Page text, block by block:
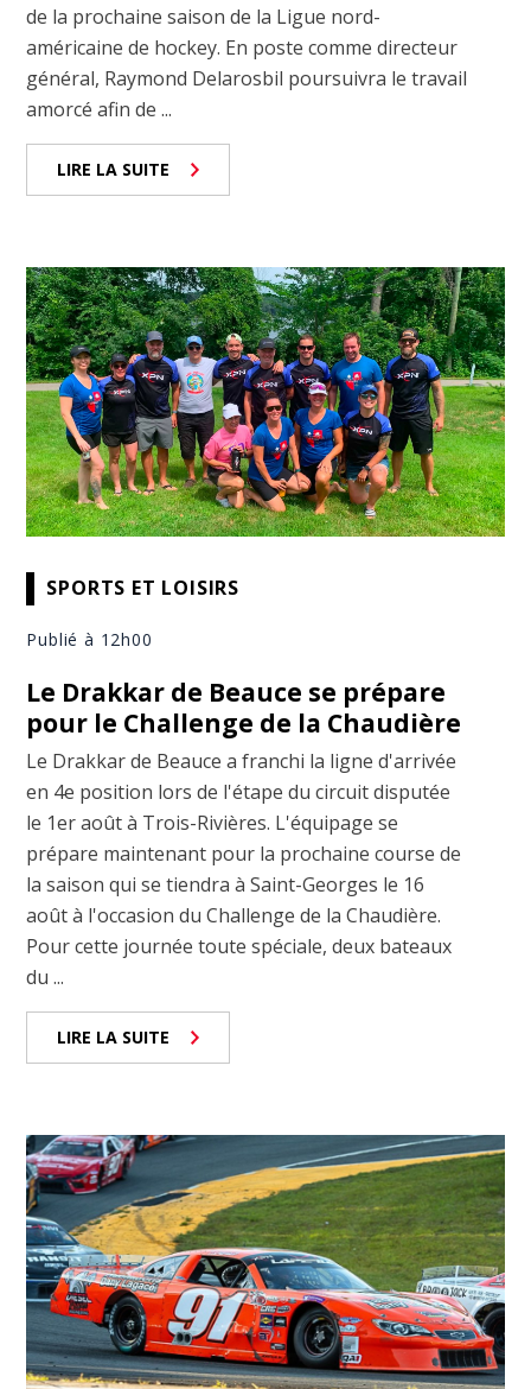
de la prochaine saison de la Ligue nord-
américaine de hockey. En poste comme directeur
général, Raymond Delarosbil poursuivra le travail
amorcé afin de ...
LIRE LA SUITE
SPORTS ET LOISIRS
Publié à 12h00
Le Drakkar de Beauce se prépare
pour le Challenge de la Chaudière
Le Drakkar de Beauce a franchi la ligne d'arrivée
en 4e position lors de l'étape du circuit disputée
le 1er août à Trois-Rivières. L'équipage se
prépare maintenant pour la prochaine course de
la saison qui se tiendra à Saint-Georges le 16
août à l'occasion du Challenge de la Chaudière.
Pour cette journée toute spéciale, deux bateaux
du ...
LIRE LA SUITE